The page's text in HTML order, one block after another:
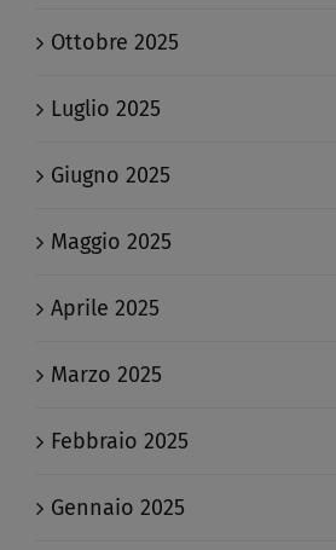
Ottobre 2025
Luglio 2025
Giugno 2025
Maggio 2025
Aprile 2025
Marzo 2025
Febbraio 2025
Gennaio 2025